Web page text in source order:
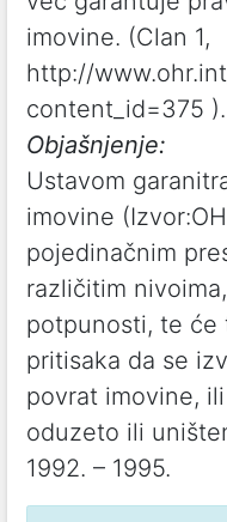
imovine. (Clan 1,
http://
content_id=375 ).
Objašnjenje:
Ustavom
imovine (
pojedinačnim
različitim
potpunosti, te će
pritisaka da se
povrat imovine,
oduzeto ili
1992. – 1995.